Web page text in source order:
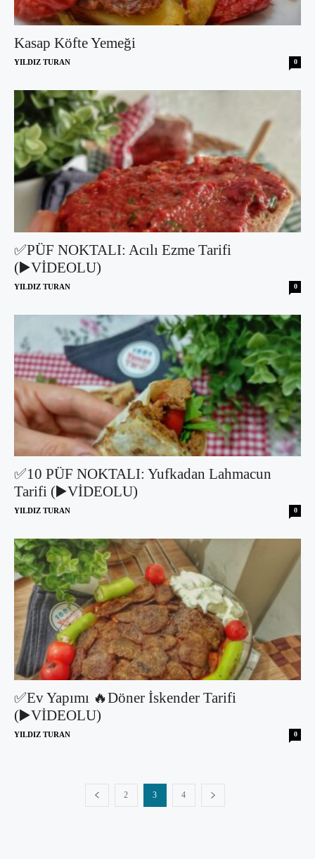
Kasap Köfte Yemeği
YILDIZ TURAN 0
✅PÜF NOKTALI: Acılı Ezme Tarifi
(▶️VİDEOLU)
YILDIZ TURAN 0
✅10 PÜF NOKTALI: Yufkadan Lahmacun
Tarifi (▶️VİDEOLU)
YILDIZ TURAN 0
✅Ev Yapımı 🔥Döner İskender Tarifi
(▶️VİDEOLU)
YILDIZ TURAN 0
2 3 4